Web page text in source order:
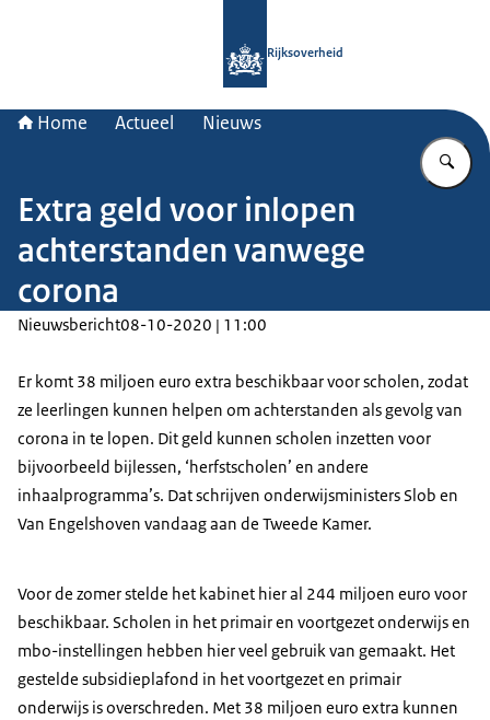
Rijksoverheid
Home Actueel Nieuws
Extra geld voor inlopen
achterstanden vanwege
corona
Nieuwsbericht08-10-2020 | 11:00
Er komt 38 miljoen euro extra beschikbaar voor scholen, zodat
ze leerlingen kunnen helpen om achterstanden als gevolg van
corona in te lopen. Dit geld kunnen scholen inzetten voor
bijvoorbeeld bijlessen, ‘herfstscholen’ en andere
inhaalprogramma’s. Dat schrijven onderwijsministers Slob en
Van Engelshoven vandaag aan de Tweede Kamer.
Voor de zomer stelde het kabinet hier al 244 miljoen euro voor
beschikbaar. Scholen in het primair en voortgezet onderwijs en
mbo-instellingen hebben hier veel gebruik van gemaakt. Het
gestelde subsidieplafond in het voortgezet en primair
onderwijs is overschreden. Met 38 miljoen euro extra kunnen